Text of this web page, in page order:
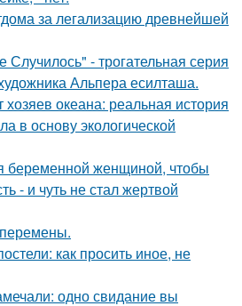
за легализацию древнейшей
- трогательная серия
Альпера есилташа.
хозяев океана: реальная история
в основу экологической
беременной женщиной, чтобы
- и чуть не стал жертвой
как просить иное, не
одно свидание вы